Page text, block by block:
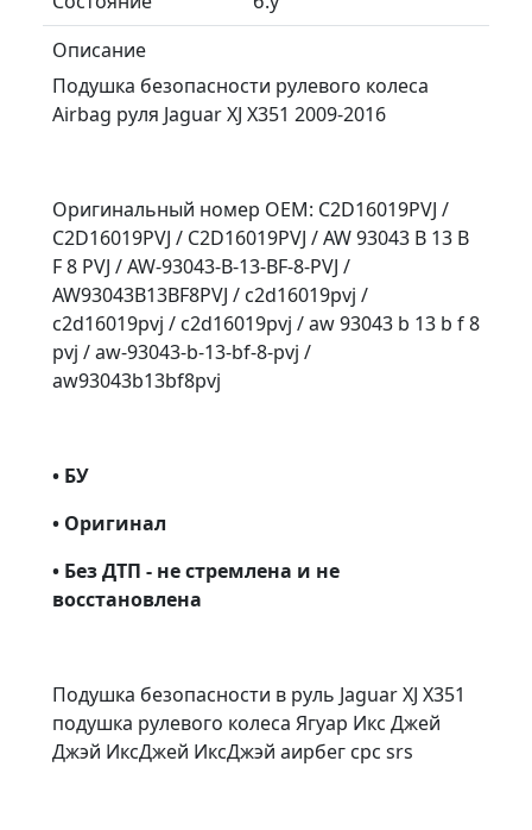
Описание
Подушка безопасности рулевого колеса
Airbag руля Jaguar XJ X351 2009-2016
Оригинальный номер OEM: C2D16019PVJ /
C2D16019PVJ / C2D16019PVJ / AW 93043 B 13 B
F 8 PVJ / AW-93043-B-13-BF-8-PVJ /
AW93043B13BF8PVJ / c2d16019pvj /
c2d16019pvj / c2d16019pvj / aw 93043 b 13 b f 8
pvj / aw-93043-b-13-bf-8-pvj /
aw93043b13bf8pvj
• БУ
• Оригинал
• Без ДТП - не стремлена и не
восстановлена
Подушка безопасности в руль Jaguar XJ X351
подушка рулевого колеса Ягуар Икс Джей
Джэй ИксДжей ИксДжэй аирбег срс srs